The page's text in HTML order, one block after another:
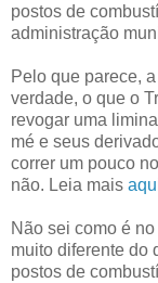
postos de
administração
Pelo que parece,
verdade, o que o
revogar uma
mé e seus
correr um pouco
não. Leia mais
Não sei como é
muito diferente do
postos de